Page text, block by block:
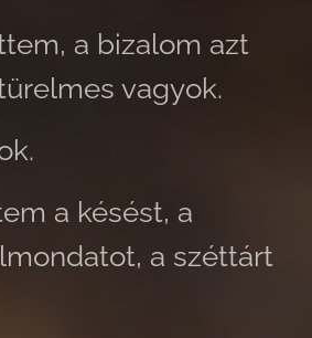
a bizalom azt
vagyok.
a késést, a
a széttárt